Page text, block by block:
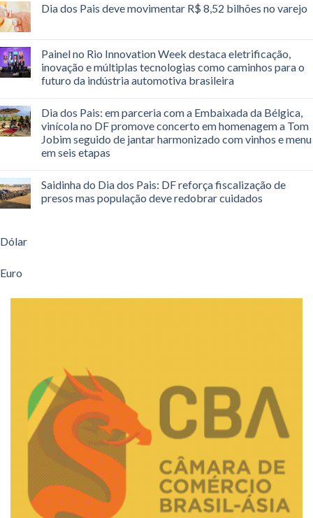
Dia dos Pais deve movimentar R$ 8,52 bilhões no varejo
Painel no Rio Innovation Week destaca eletrificação,
inovação e múltiplas tecnologias como caminhos para o
futuro da indústria automotiva brasileira
Dia dos Pais: em parceria com a Embaixada da Bélgica,
vinícola no DF promove concerto em homenagem a Tom
Jobim seguido de jantar harmonizado com vinhos e menu
em seis etapas
Saidinha do Dia dos Pais: DF reforça fiscalização de
presos mas população deve redobrar cuidados
Dólar
Euro